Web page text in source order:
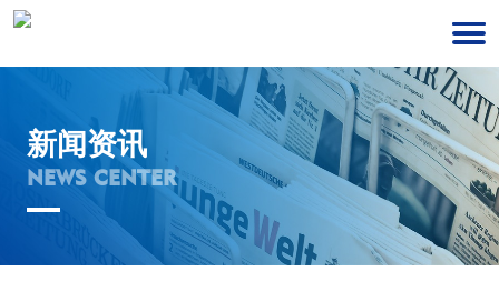
新闻资讯
NEWS CENTER